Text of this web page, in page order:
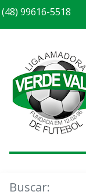
(48) 99616-5518